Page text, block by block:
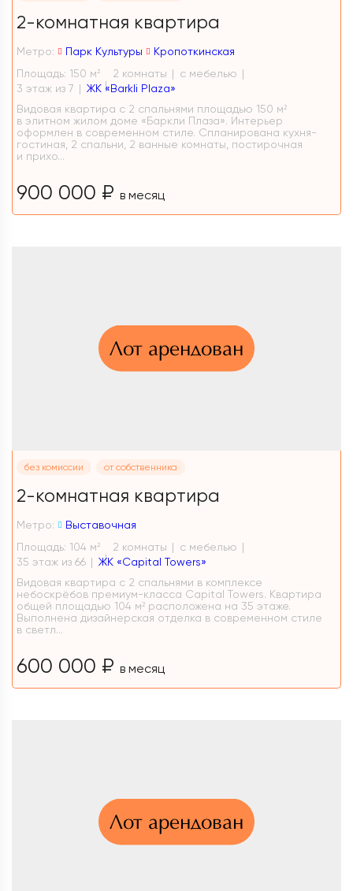
2-комнатная квартира
Метро: Парк Культуры
Кропоткинская
Площадь: 150 м 2 2 комнаты
с мебелью
3 этаж из 7
ЖК «Barkli Plaza»
Видовая квартира с 2 спальнями площадью 150 м²
в элитном жилом доме «Баркли Плаза». Интерьер
оформлен в современном стиле. Спланирована кухня-
гостиная, 2 спальни, 2 ванные комнаты, постирочная
и прихо...
900 000 ₽ в месяц
Лот арендован
без комиссии от собственника
2-комнатная квартира
Метро:
Выставочная
Площадь: 104 м 2 2 комнаты
с мебелью
35 этаж из 66
ЖК «Capital Towers»
Видовая квартира с 2 спальнями в комплексе
небоскрёбов премиум-класса Capital Towers. Квартира
общей площадью 104 м² расположена на 35 этаже.
Выполнена дизайнерская отделка в современном стиле
в светл...
600 000 ₽ в месяц
Лот арендован